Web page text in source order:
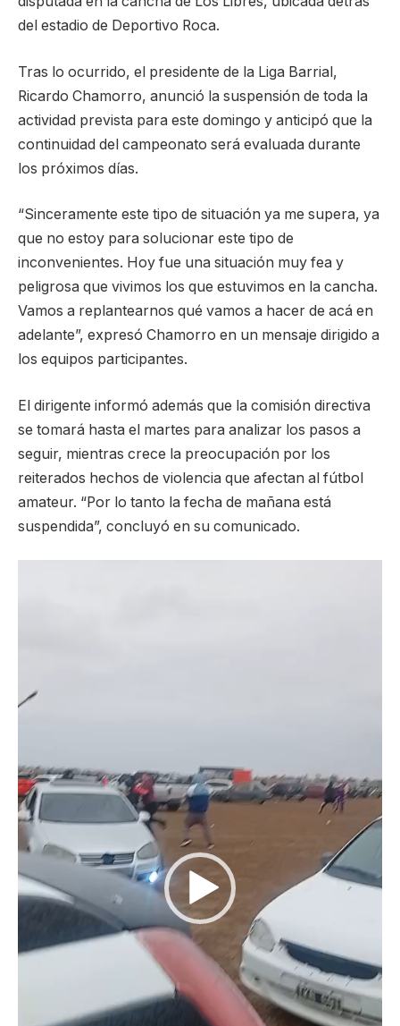
del estadio de Deportivo Roca.
Tras lo ocurrido, el presidente de la Liga Barrial,
Ricardo Chamorro, anunció la suspensión de toda la
actividad prevista para este domingo y anticipó que la
continuidad del campeonato será evaluada durante
los próximos días.
“Sinceramente este tipo de situación ya me supera, ya
que no estoy para solucionar este tipo de
inconvenientes. Hoy fue una situación muy fea y
peligrosa que vivimos los que estuvimos en la cancha.
Vamos a replantearnos qué vamos a hacer de acá en
adelante”, expresó Chamorro en un mensaje dirigido a
los equipos participantes.
El dirigente informó además que la comisión directiva
se tomará hasta el martes para analizar los pasos a
seguir, mientras crece la preocupación por los
reiterados hechos de violencia que afectan al fútbol
amateur. “Por lo tanto la fecha de mañana está
suspendida”, concluyó en su comunicado.